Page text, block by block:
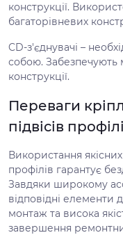
конструкції.
багаторівневих
CD-з'єднувачі –
собою. Забезпечують
конструкції.
Переваги
підвісів
Використання якісних
профілів гарантує
Завдяки широкому
відповідні
монтаж та висока
завершення